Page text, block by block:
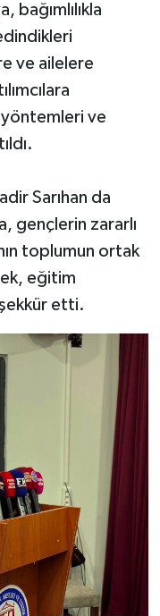
bağımlılıkla
ve ailelere
yöntemleri ve
Sarıhan da
gençlerin zararlı
toplumun ortak
eğitim
etti.